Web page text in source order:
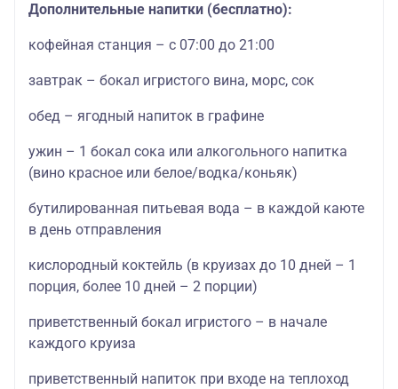
Дополнительные напитки (бесплатно):
кофейная станция – с 07:00 до 21:00
завтрак – бокал игристого вина, морс, сок
обед – ягодный напиток в графине
ужин – 1 бокал сока или алкогольного напитка
(вино красное или белое/водка/коньяк)
бутилированная питьевая вода – в каждой каюте
в день отправления
кислородный коктейль (в круизах до 10 дней – 1
порция, более 10 дней – 2 порции)
приветственный бокал игристого – в начале
каждого круиза
приветственный напиток при входе на теплоход